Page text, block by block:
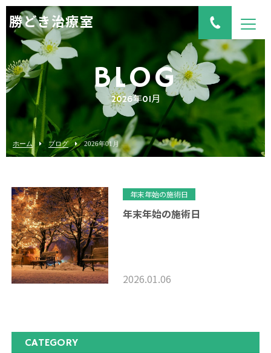
勝どき治療室
BLOG
2026年01月
ホーム ブログ 2026年01月
年末年始の施術日
年末年始の施術日
2026.01.06
CATEGORY